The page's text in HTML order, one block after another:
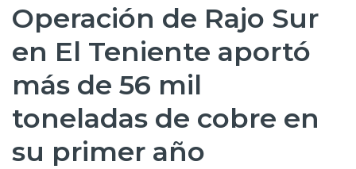
Nosotros
Operaciones
Proyectos
Sustentabilidad
Innovación
Operación de Rajo Sur
en El Teniente aportó
más de 56 mil
toneladas de cobre en
su primer año